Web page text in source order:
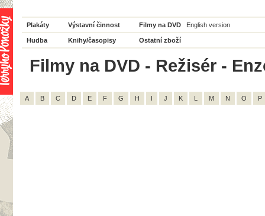
Plakáty Výstavní činnost Filmy na DVD English version
Hudba Knihy/časopisy Ostatní zboží
Filmy na DVD - Režisér -
A B C D E F G H I J K L M N O P